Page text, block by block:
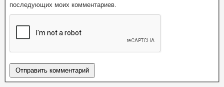
последующих моих комментариев.